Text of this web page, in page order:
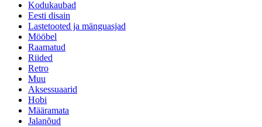
Kodukaubad
Eesti disain
Lastetooted ja mänguasjad
Mööbel
Raamatud
Riided
Retro
Muu
Aksessuaarid
Hobi
Määramata
Jalanõud